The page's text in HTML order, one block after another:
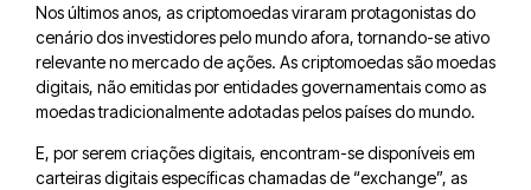
Nos últimos anos, as criptomoedas viraram protagonistas do
cenário dos investidores pelo mundo afora, tornando-se ativo
relevante no mercado de ações. As criptomoedas são moedas
digitais, não emitidas por entidades governamentais como as
moedas tradicionalmente adotadas pelos países do mundo.
E, por serem criações digitais, encontram-se disponíveis em
carteiras digitais específicas chamadas de “exchange”, as